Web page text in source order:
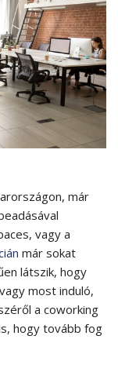
már
vagy a
már sokat
látszik, hogy
most induló,
a coworking
hogy tovább fog